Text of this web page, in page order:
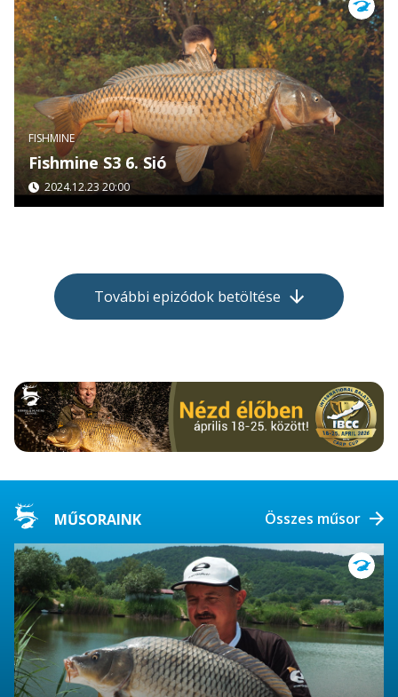
FISHMINE
Fishmine S3 6. Sió
2024.12.23 20:00
További epizódok betöltése
MŰSORAINK Összes műsor